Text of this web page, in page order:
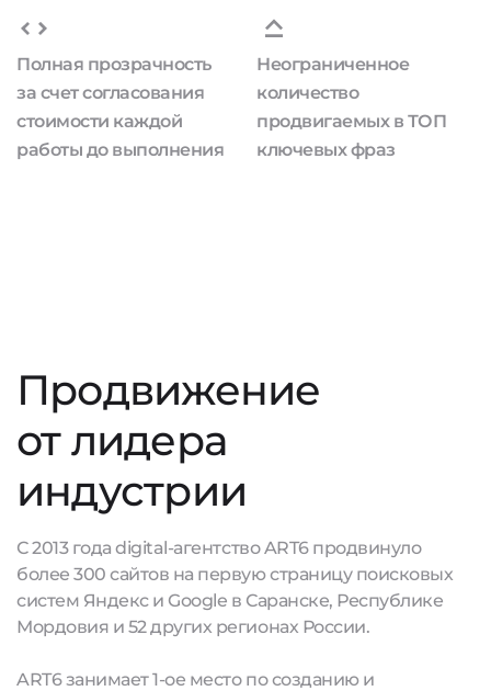
Полная прозрачность
за счет согласования
стоимости каждой
работы до выполнения
Неограниченное
количество
продвигаемых в ТОП
ключевых фраз
Продвижение
от лидера
индустрии
С 2013 года digital-агентство ART6 продвинуло
более 300 сайтов на первую страницу поисковых
систем Яндекс и Google в Саранске, Республике
Мордовия и 52 других регионах России.
ART6 занимает 1-ое место по созданию и